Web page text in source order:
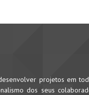
projetos em
dos seus